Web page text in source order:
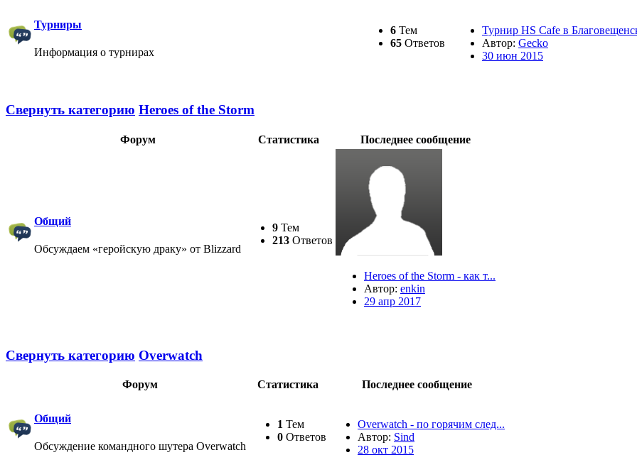
Турниры
Информация о турнирах
6 Тем
65 Ответов
Турнир HS Cafe в
Автор: Gecko
30 июн 2015
Свернуть категорию Heroes of the Storm
Форум Статистика Последнее сообщение
Общий
Обсуждаем «геройскую драку» от Blizzard
9 Тем
213 Ответов
Heroes of the Storm - как т...
Автор: enkin
29 апр 2017
Свернуть категорию Overwatch
Форум Статистика Последнее сообщение
Общий
Обсуждение командного шутера Overwatch
1 Тем
0 Ответов
Overwatch - по горячим след...
Автор: Sind
28 окт 2015